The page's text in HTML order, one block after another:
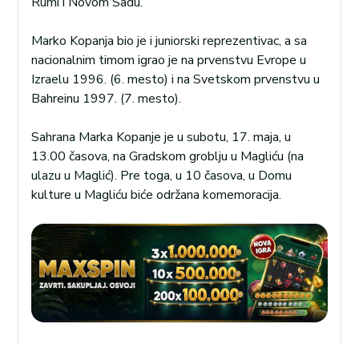
Marko Kopanja bio je i juniorski reprezentivac, a sa
nacionalnim timom igrao je na prvenstvu Evrope u
Izraelu 1996. (6. mesto) i na Svetskom prvenstvu u
Bahreinu 1997. (7. mesto).
Sahrana Marka Kopanje je u subotu, 17. maja, u
13.00 časova, na Gradskom groblju u Magliću (na
ulazu u Maglić). Pre toga, u 10 časova, u Domu
kulture u Magliću biće održana komemoracija.